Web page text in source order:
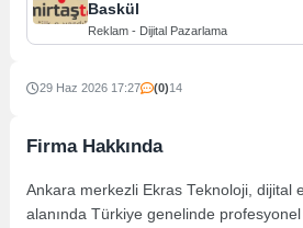
Baskül
Reklam - Dijital Pazarlama
29 Haz 2026 17:27 (0)14
Firma Hakkında
Ankara merkezli Ekras Teknoloji, dijital
alanında Türkiye genelinde